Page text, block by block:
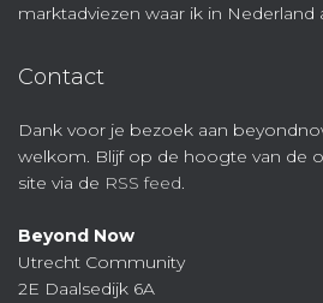
marktadviezen waar ik in Nederland
Contact
Dank voor je bezoek aan
welkom. Blijf op de hoogte van de
site via de RSS feed.
Beyond Now
Utrecht Community
2E Daalsedijk 6A